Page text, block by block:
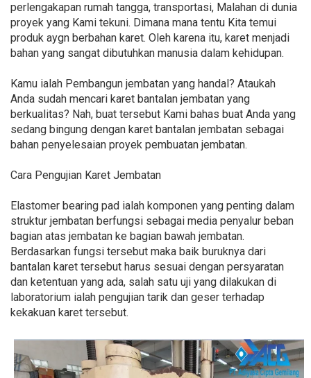
perlengakapan rumah tangga, transportasi, Malahan di dunia
proyek yang Kami tekuni. Dimana mana tentu Kita temui
produk aygn berbahan karet. Oleh karena itu, karet menjadi
bahan yang sangat dibutuhkan manusia dalam kehidupan.
Kamu ialah Pembangun jembatan yang handal? Ataukah
Anda sudah mencari karet bantalan jembatan yang
berkualitas? Nah, buat tersebut Kami bahas buat Anda yang
sedang bingung dengan karet bantalan jembatan sebagai
bahan penyelesaian proyek pembuatan jembatan.
Cara Pengujian Karet Jembatan
Elastomer bearing pad ialah komponen yang penting dalam
struktur jembatan berfungsi sebagai media penyalur beban
bagian atas jembatan ke bagian bawah jembatan.
Berdasarkan fungsi tersebut maka baik buruknya dari
bantalan karet tersebut harus sesuai dengan persyaratan
dan ketentuan yang ada, salah satu uji yang dilakukan di
laboratorium ialah pengujian tarik dan geser terhadap
kekakuan karet tersebut.